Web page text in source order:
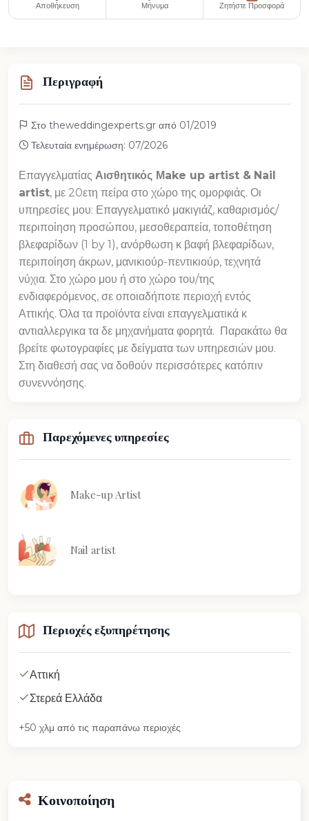
Αποθήκευση Μήνυμα Ζητήστε Προσφορά
Περιγραφή
Στο theweddingexperts.gr από 01/2019
Τελευταία ενημέρωση: 07/2026
Επαγγελματίας Αισθητικός Μake up artist & Nail
artist, με 20ετη πείρα στο χώρο της ομορφιάς. Οι
υπηρεσίες μου: Επαγγελματικό μακιγιάζ, καθαρισμός/
περιποίηση προσώπου, μεσοθεραπεία, τοποθέτηση
βλεφαρίδων (1 by 1), ανόρθωση κ βαφή βλεφαρίδων,
περιποίηση άκρων, μανικιούρ-πεντικιούρ, τεχνητά
νύχια. Στο χώρο μου ή στο χώρο του/της
ενδιαφερόμενος, σε οποιαδήποτε περιοχή εντός
Αττικής. Όλα τα προϊόντα είναι επαγγελματικά κ
αντιαλλεργικα τα δε μηχανήματα φορητά. Παρακάτω θα
βρείτε φωτογραφίες με δείγματα των υπηρεσιών μου.
Στη διαθεσή σας να δοθούν περισσότερες κατόπιν
συνεννόησης.
Παρεχόμενες υπηρεσίες
Make-up Artist
Nail artist
Περιοχές εξυπηρέτησης
Αττική
Στερεά Ελλάδα
+50 χλμ από τις παραπάνω περιοχές
Κοινοποίηση